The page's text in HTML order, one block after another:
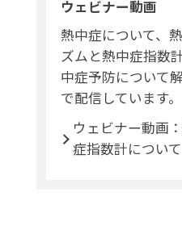
ウェビナー動画
熱中症について、
ズムと熱中症指数
中症予防について
で配信しています。
ウェビナー動画
症指数計について